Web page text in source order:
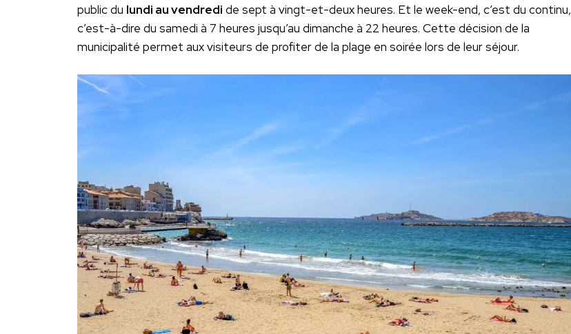
public du lundi au vendredi de sept à vingt-et-deux heures. Et le week-end, c’est du continu,
c’est-à-dire du samedi à 7 heures jusqu’au dimanche à 22 heures. Cette décision de la
municipalité permet aux visiteurs de profiter de la plage en soirée lors de leur séjour.